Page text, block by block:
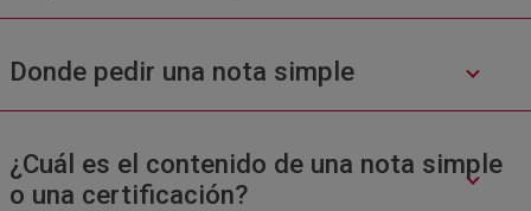
Donde pedir una nota simple
¿Cuál es el contenido de una nota simple
o una certificación?